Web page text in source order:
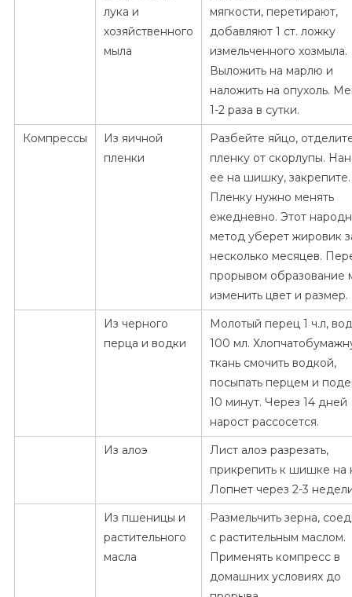
лука и
хозяйственного
мыла
мягкости, перетирают,
добавляют 1 ст. ложку
измельченного хозмыла.
Выложить на марлю и
наложить на опухоль.
1-2 раза в сутки.
Компрессы
Из яичной
пленки
Разбейте яйцо,
пленку от скорлупы.
ее на шишку, закрепите.
Пленку нужно менять
ежедневно. Этот
метод уберет жировик
несколько месяцев.
прорывом образование
изменить цвет и размер.
Из черного
перца и водки
Молотый перец 1 ч.л,
100 мл.
ткань смочить водкой,
посыпать перцем и
10 минут. Через 14 дней
нарост рассосется.
Из алоэ
Лист алоэ разрезать,
прикрепить к шишке на
Лопнет через 2-3
Из пшеницы и
растительного
масла
Размельчить зерна,
с растительным маслом.
Применять компресс в
домашних условиях до